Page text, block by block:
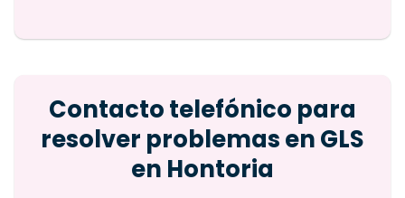
Contacto telefónico para
resolver problemas en GLS
en Hontoria